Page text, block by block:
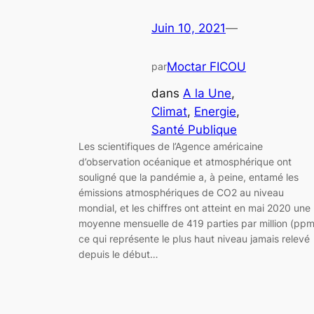
Juin 10, 2021—
parMoctar FICOU
dans A la Une
Climat, Energie
Santé Publique
Les scientifiques de l’Agence américaine
d’observation océanique et atmosphérique ont
souligné que la pandémie a, à peine, entamé les
émissions atmosphériques de CO2 au niveau
mondial, et les chiffres ont atteint en mai 2020 une
moyenne mensuelle de 419 parties par million
ce qui représente le plus haut niveau jamais relevé
depuis le début…